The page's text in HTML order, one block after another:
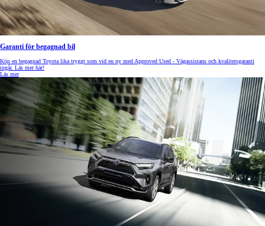
Garanti för begagnad bil
Köp en begagnad Toyota lika tryggt som vid en ny med Approved Used - Vägassistans och kvalitetsgaranti
ingår. Läs mer här!
Läs mer